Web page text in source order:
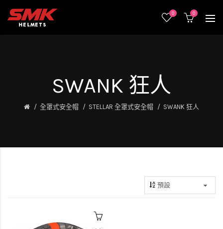
0 0
SWANK 狂人
全罩式安全帽 STELLAR 全罩式安全帽 SWANK 狂人